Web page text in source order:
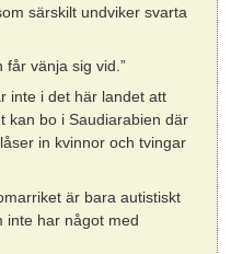
särskilt undviker svarta
får vänja sig vid.”
inte i det här landet att
kan bo i Saudiarabien där
in kvinnor och tvingar
är bara autistiskt
inte har något med